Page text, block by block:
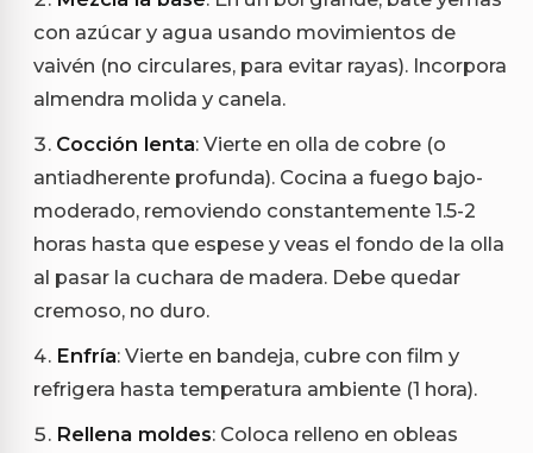
con azúcar y agua usando movimientos de
vaivén (no circulares, para evitar rayas). Incorpora
almendra molida y canela.
Cocción lenta: Vierte en olla de cobre (o
antiadherente profunda). Cocina a fuego bajo-
moderado, removiendo constantemente 1.5-2
horas hasta que espese y veas el fondo de la olla
al pasar la cuchara de madera. Debe quedar
cremoso, no duro.
Enfría: Vierte en bandeja, cubre con film y
refrigera hasta temperatura ambiente (1 hora).
Rellena moldes: Coloca relleno en obleas